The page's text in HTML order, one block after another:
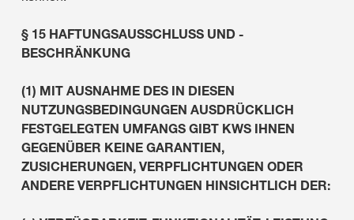
§ 15 HAFTUNGSAUSSCHLUSS UND -
BESCHRÄNKUNG
(1) MIT AUSNAHME DES IN DIESEN
NUTZUNGSBEDINGUNGEN AUSDRÜCKLICH
FESTGELEGTEN UMFANGS GIBT KWS IHNEN
GEGENÜBER KEINE GARANTIEN,
ZUSICHERUNGEN, VERPFLICHTUNGEN ODER
ANDERE VERPFLICHTUNGEN HINSICHTLICH DER: